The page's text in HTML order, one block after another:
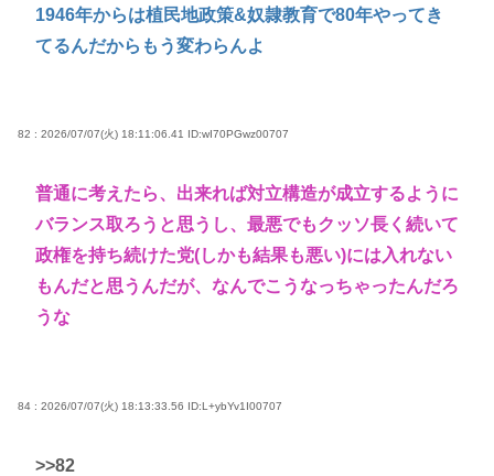
1946年からは植民地政策&奴隷教育で80年やってき
てるんだからもう変わらんよ
82 : 2026/07/07(火) 18:11:06.41 ID:wI70PGwz00707
普通に考えたら、出来れば対立構造が成立するように
バランス取ろうと思うし、最悪でもクッソ長く続いて
政権を持ち続けた党(しかも結果も悪い)には入れない
もんだと思うんだが、なんでこうなっちゃったんだろ
うな
84 : 2026/07/07(火) 18:13:33.56 ID:L+ybYv1I00707
>>82